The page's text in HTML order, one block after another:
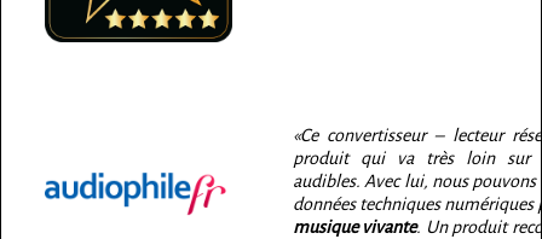
«Ce convertisseur – lecteur
produit qui va très loin sur
audibles. Avec lui, nous
données techniques numériques
musique vivante. Un produit